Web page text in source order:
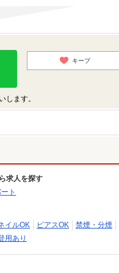
キープ
します。
求人を探す
ト
イルOK ピアスOK
禁煙・分煙
用あり